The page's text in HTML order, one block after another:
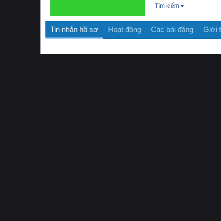
Tìm kiếm
Tin nhắn hồ sơ Hoạt động Các bài đăng Giới